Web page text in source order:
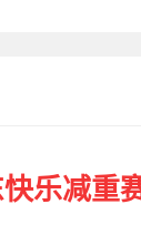
乐减重